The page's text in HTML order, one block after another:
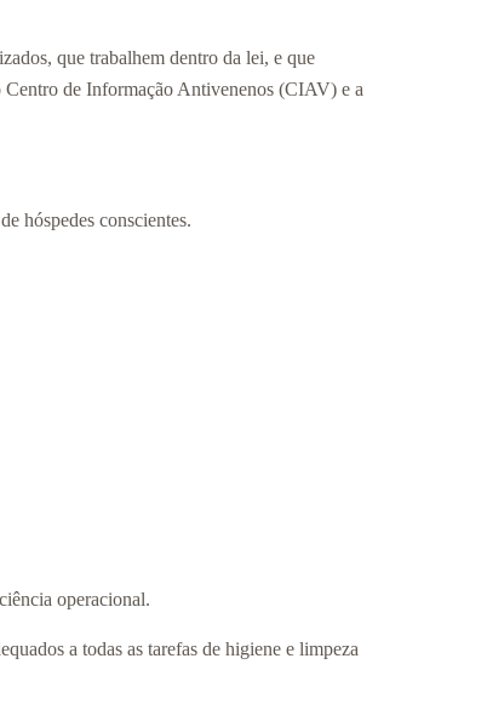
que trabalhem dentro da lei, e que
Centro de Informação Antivenenos (CIAV) e a
hóspedes conscientes.
operacional.
a todas as tarefas de higiene e limpeza